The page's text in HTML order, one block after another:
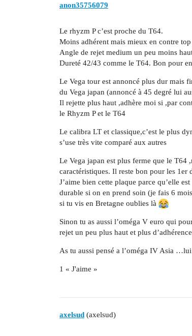
anon35756079
Le rhyzm P c’est proche du T64.
Moins adhérent mais mieux en contre top
Angle de rejet medium un peu moins
Dureté 42/43 comme le T64. Bon pour
Le Vega tour est annoncé plus dur mais
du Vega japan (annoncé à 45 degré lui
Il rejette plus haut ,adhère moi si ,par
le Rhyzm P et le T64
Le calibra LT et classique,c’est le plus
s’use très vite comparé aux autres
Le Vega japan est plus ferme que le T64
caractéristiques. Il reste bon pour les 1er
J’aime bien cette plaque parce qu’elle
durable si on en prend soin (je fais 6
si tu vis en Bretagne oublies là
Sinon tu as aussi l’oméga V euro qui
rejet un peu plus haut et plus
As tu aussi pensé a l’oméga IV Asia
1 « J'aime »
axelsud (axelsud)